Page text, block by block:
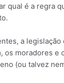
qual é a regra
a
os moradores
(ou talvez